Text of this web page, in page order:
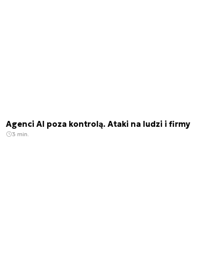
Agenci AI poza kontrolą. Ataki na ludzi i firmy
3 min.